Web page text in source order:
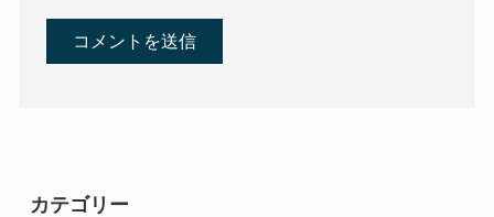
カテゴリー